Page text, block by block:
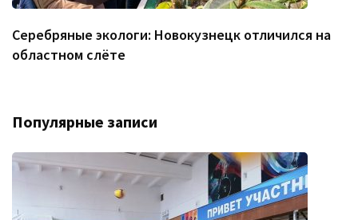
Серебряные экологи: Новокузнецк отличился на
областном слёте
Популярные записи